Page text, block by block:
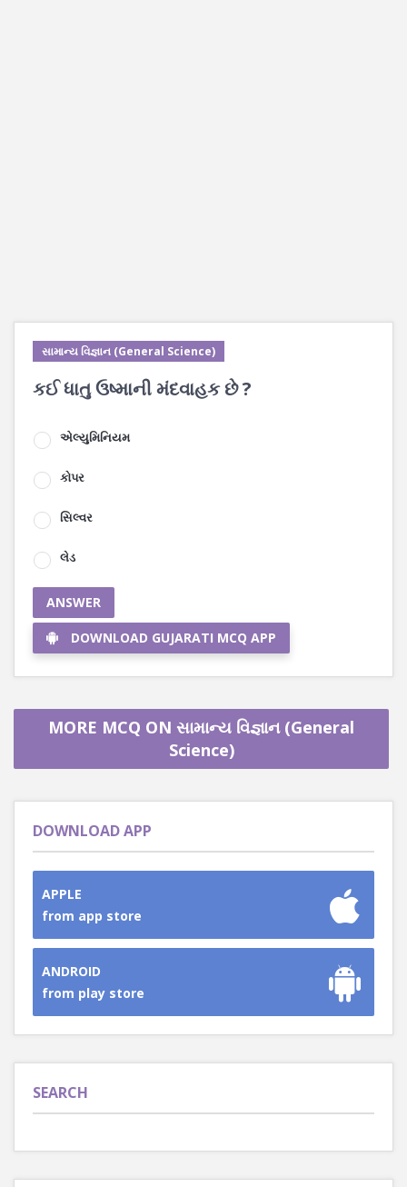
સામાન્ય વિજ્ઞાન (General Science)
કઈ ધાતુ ઉષ્માની મંદવાહક છે ?
એલ્યુમિનિયમ
કોપર
સિલ્વર
લેડ
ANSWER
DOWNLOAD GUJARATI MCQ APP
MORE MCQ ON સામાન્ય વિજ્ઞાન (General
Science)
DOWNLOAD APP
APPLE
from app store
ANDROID
from play store
SEARCH